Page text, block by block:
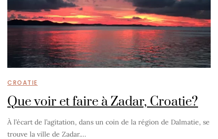
CROATIE
Que voir et faire à Zadar, Croatie?
À l’écart de l’agitation, dans un coin de la région de Dalmatie, se
trouve la ville de Zadar.…